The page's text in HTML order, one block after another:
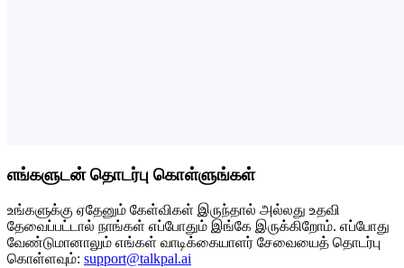
எங்களுடன் தொடர்பு கொள்ளுங்கள்
உங்களுக்கு ஏதேனும் கேள்விகள் இருந்தால் அல்லது உதவி
தேவைப்பட்டால் நாங்கள் எப்போதும் இங்கே இருக்கிறோம். எப்போது
வேண்டுமானாலும் எங்கள் வாடிக்கையாளர் சேவையைத் தொடர்பு
கொள்ளவும்: support@talkpal.ai